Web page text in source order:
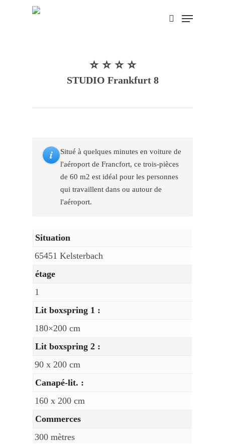
search
Menu
⭐ ⭐ ⭐ ⭐
STUDIO Frankfurt 8
i
Situé à quelques minutes en voiture de
l'aéroport de Francfort, ce trois-pièces
de 60 m2 est idéal pour les personnes
qui travaillent dans ou autour de
l'aéroport.
Situation
65451 Kelsterbach
étage
1
Lit boxspring 1 :
180×200 cm
Lit boxspring 2 :
90 x 200 cm
Canapé-lit. :
160 x 200 cm
Commerces
300 mètres